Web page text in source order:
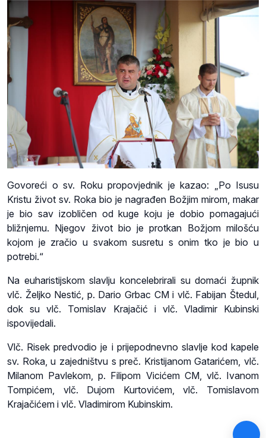
Govoreći o sv. Roku propovjednik je kazao: „Po Isusu
Kristu život sv. Roka bio je nagrađen Božjim mirom, makar
je bio sav izobličen od kuge koju je dobio pomagajući
bližnjemu. Njegov život bio je protkan Božjom milošću
kojom je zračio u svakom susretu s onim tko je bio u
potrebi.“
Na euharistijskom slavlju koncelebrirali su domaći župnik
vlč. Željko Nestić, p. Dario Grbac CM i vlč. Fabijan Štedul,
dok su vlč. Tomislav Krajačić i vlč. Vladimir Kubinski
ispovijedali.
Vlč. Risek predvodio je i prijepodnevno slavlje kod kapele
sv. Roka, u zajedništvu s preč. Kristijanom Gatarićem, vlč.
Milanom Pavlekom, p. Filipom Vicićem CM, vlč. Ivanom
Tompićem, vlč. Dujom Kurtovićem, vlč. Tomislavom
Krajačićem i vlč. Vladimirom Kubinskim.